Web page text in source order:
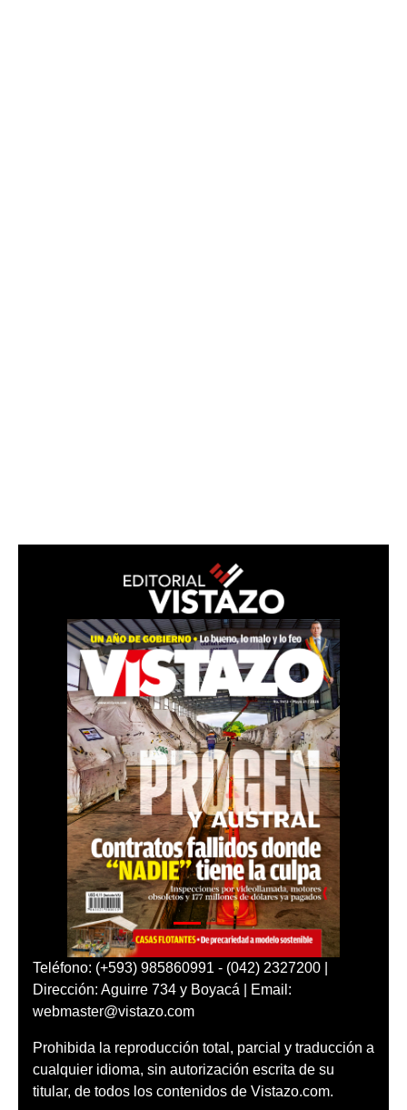
Teléfono: (+593) 985860991 - (042) 2327200 |
Dirección: Aguirre 734 y Boyacá | Email:
webmaster@vistazo.com
Prohibida la reproducción total, parcial y traducción a
cualquier idioma, sin autorización escrita de su
titular, de todos los contenidos de Vistazo.com.